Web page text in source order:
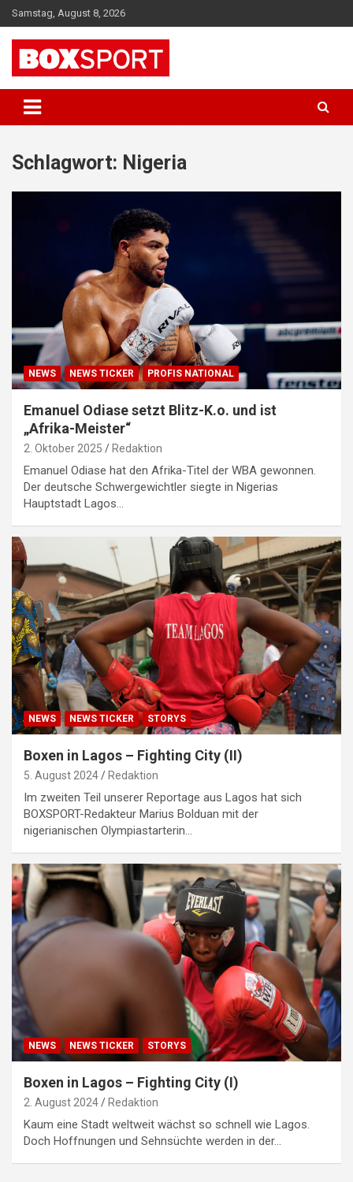
Skip
to
content
Samstag, August 8, 2026
BOXSPORT
Schlagwort: Nigeria
NEWS NEWS TICKER PROFIS NATIONAL
Emanuel Odiase setzt Blitz-K.o. und ist
„Afrika-Meister“
2. Oktober 2025 Redaktion
Emanuel Odiase hat den Afrika-Titel der WBA gewonnen.
Der deutsche Schwergewichtler siegte in Nigerias
Hauptstadt Lagos…
NEWS NEWS TICKER STORYS
Boxen in Lagos – Fighting City (II)
5. August 2024 Redaktion
Im zweiten Teil unserer Reportage aus Lagos hat sich
BOXSPORT-Redakteur Marius Bolduan mit der
nigerianischen Olympiastarterin…
NEWS NEWS TICKER STORYS
Boxen in Lagos – Fighting City (I)
2. August 2024 Redaktion
Kaum eine Stadt weltweit wächst so schnell wie Lagos.
Doch Hoffnungen und Sehnsüchte werden in der…